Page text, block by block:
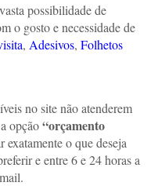
possibilidade de
o gosto e necessidade de
, Adesivos, Folhetos
no site não atenderem
opção “orçamento
exatamente o que deseja
e entre 6 e 24 horas a